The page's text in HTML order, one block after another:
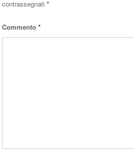
contrassegnati*
Commento*